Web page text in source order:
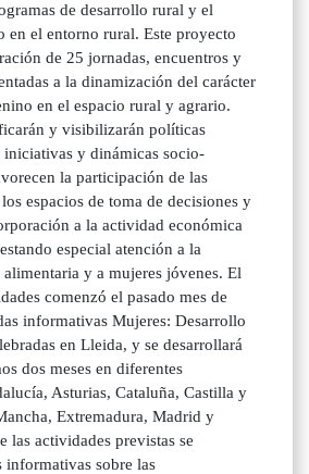
de desarrollo rural y el
en el entorno rural. Este proyecto
de 25 jornadas, encuentros y
a la dinamización del carácter
en el espacio rural y agrario.
y visibilizarán políticas
iniciativas y dinámicas socio-
la participación de las
espacios de toma de decisiones y
a la actividad económica
especial atención a la
y a mujeres jóvenes. El
comenzó el pasado mes de
informativas Mujeres: Desarrollo
en Lleida, y se desarrollará
dos meses en diferentes
Asturias, Cataluña, Castilla y
Extremadura, Madrid y
las actividades previstas se
informativas sobre las